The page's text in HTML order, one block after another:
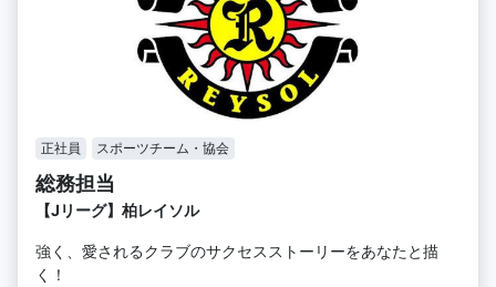
正社員 スポーツチーム・協会
総務担当
【Jリーグ】柏レイソル
強く、愛されるクラブのサクセスストーリーをあなたと描
く！